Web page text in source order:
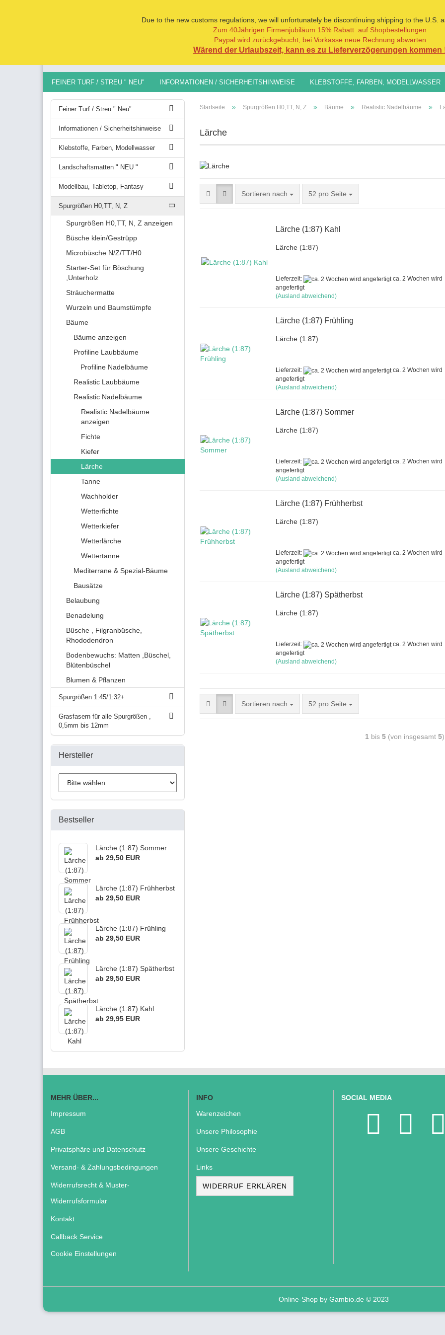
Sprache auswählen
Alle
Due to the new customs regulations, we will unfortunately be discontinuing shipping to the U.S.
Zum 40Jährigen Firmenjubiläum 15% Rabatt auf Shopbestellungen
Paypal wird zurückgebucht, bei Vorkasse neue Rechnung abwarten
Wärend der Urlaubszeit, kann es zu Lieferverzögerungen kommen
FEINER TURF / STREU " NEU" INFORMATIONEN / SICHERHEITSHINWEISE KLEBSTOFFE, FARBEN, MODELLWASSER
MODELLBAU, TABLETOP, FANTASY SPURGRÖSSEN H0,TT, N, Z
Startseite » Spurgrößen H0,TT, N, Z » Bäume » Realistic Nadelbäume »
Lärche
Sortieren nach 52 pro Seite
Lärche (1:87) Kahl
Lärche (1:87)
Lieferzeit:
ca. 2 Wochen wird
angefertigt
(Ausland abweichend)
Lärche (1:87) Frühling
Lärche (1:87)
Lieferzeit:
ca. 2 Wochen wird
angefertigt
(Ausland abweichend)
Lärche (1:87) Sommer
Lärche (1:87)
Lieferzeit:
ca. 2 Wochen wird
angefertigt
(Ausland abweichend)
Lärche (1:87) Frühherbst
Lärche (1:87)
Lieferzeit:
ca. 2 Wochen wird
angefertigt
(Ausland abweichend)
Lärche (1:87) Spätherbst
Lärche (1:87)
Lieferzeit:
ca. 2 Wochen wird
angefertigt
(Ausland abweichend)
Sortieren nach 52 pro Seite
1bis 5(von insgesamt 5)
Feiner Turf / Streu " Neu"
Informationen / Sicherheitshinweise
Klebstoffe, Farben, Modellwasser
Landschaftsmatten " NEU "
Modellbau, Tabletop, Fantasy
Spurgrößen H0,TT, N, Z
Spurgrößen H0,TT, N, Z anzeigen
Büsche klein/Gestrüpp
Microbüsche N/Z/TT/H0
Starter-Set für Böschung
,Unterholz
Sträuchermatte
Wurzeln und Baumstümpfe
Bäume
Bäume anzeigen
Profiline Laubbäume
Profiline Nadelbäume
Realistic Laubbäume
Realistic Nadelbäume
Realistic Nadelbäume
anzeigen
Fichte
Kiefer
Lärche
Tanne
Wachholder
Wetterfichte
Wetterkiefer
Wetterlärche
Wettertanne
Mediterrane & Spezial-Bäume
Bausätze
Belaubung
Benadelung
Büsche , Filgranbüsche,
Rhododendron
Bodenbewuchs: Matten ,Büschel,
Blütenbüschel
Blumen & Pflanzen
Spurgrößen 1:45/1:32+
Grasfasern für alle Spurgrößen ,
0,5mm bis 12mm
Hersteller
Bestseller
Lärche (1:87) Sommer
ab 29,50 EUR
Lärche (1:87) Frühherbst
ab 29,50 EUR
Lärche (1:87) Frühling
ab 29,50 EUR
Lärche (1:87) Spätherbst
ab 29,50 EUR
Lärche (1:87) Kahl
ab 29,95 EUR
MEHR ÜBER...
Impressum
AGB
Privatsphäre und Datenschutz
Versand- & Zahlungsbedingungen
Widerrufsrecht & Muster-
Widerrufsformular
Kontakt
Callback Service
Cookie Einstellungen
INFO
Warenzeichen
Unsere Philosophie
Unsere Geschichte
Links
WIDERRUF ERKLÄREN
SOCIAL MEDIA
Online-Shop by Gambio.de © 2023